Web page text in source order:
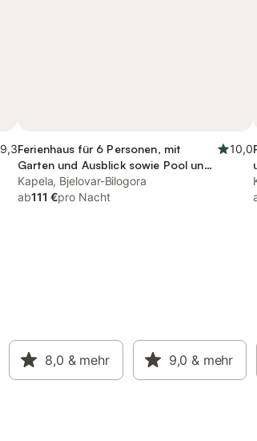
9,3Ferienhaus für 6 Personen, mit
Garten und Ausblick sowie Pool und
Sauna, mit Haustier
10,0
Kapela, Bjelovar-Bilogora
ab111 €pro Nacht
8,0 & mehr 9,0 & mehr